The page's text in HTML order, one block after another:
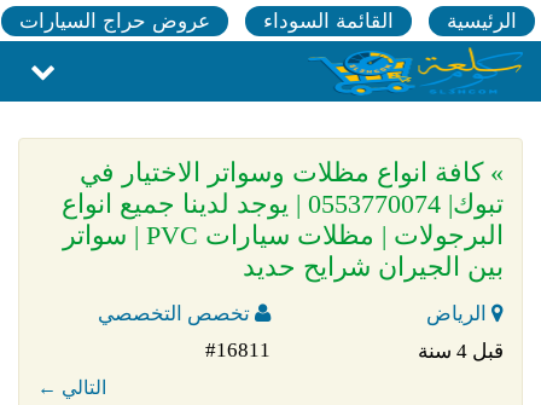
الرئيسية القائمة السوداء عروض حراج السيارات
» كافة انواع مظلات وسواتر الاختيار في
تبوك| 0553770074 | يوجد لدينا جميع انواع
البرجولات | مظلات سيارات PVC | سواتر
بين الجيران شرايح حديد
الرياض
تخصص التخصصي
قبل 4 سنة
#16811
← التالي